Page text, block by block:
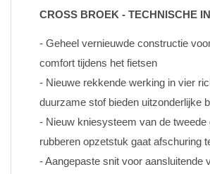
CROSS BROEK - TECHNISCHE
- Geheel vernieuwde constructie
comfort tijdens het fietsen
- Nieuwe rekkende werking in vier
duurzame stof bieden uitzonderlijke
- Nieuw kniesysteem van de tweede
rubberen opzetstuk gaat afschuring
- Aangepaste snit voor aansluitende